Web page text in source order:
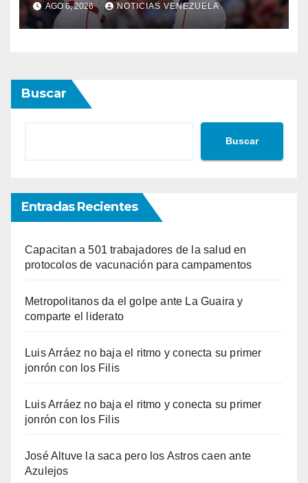
AGO 6, 2026 NOTICIAS VENEZUELA
Buscar
Buscar
Entradas Recientes
Capacitan a 501 trabajadores de la salud en
protocolos de vacunación para campamentos
Metropolitanos da el golpe ante La Guaira y
comparte el liderato
Luis Arráez no baja el ritmo y conecta su primer
jonrón con los Filis
Luis Arráez no baja el ritmo y conecta su primer
jonrón con los Filis
José Altuve la saca pero los Astros caen ante
Azulejos